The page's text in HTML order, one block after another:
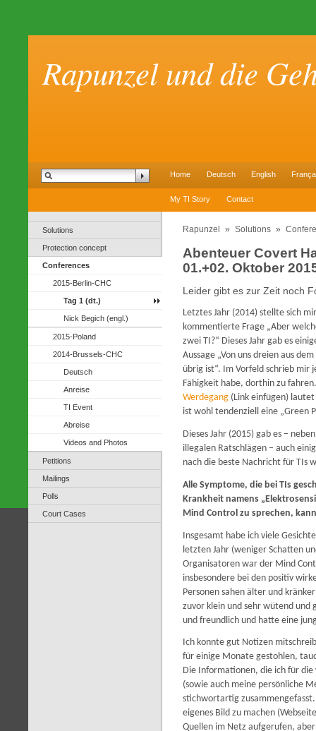
Rapunzel und die
Home Deutsch English
My TI Story Contact
Solutions
Protection concept
Conferences
2015-Berlin-CHC
Tag 1 (dt.)
Nick Begich (engl.)
2015-Poland
2014-Brussels-CHC
Deutsch
Anreise
TI Event
Abreise
Videos and Photos
Petitions
Mailings
Polls
Court Cases
Rapunzel » Solutions »
Abenteuer Covert
01.+02. Oktober
Leider gibt es zur Zeit noch
Letztes Jahr (2014) stellte sich
kommentierte Frage „Aber
zwei TI?“ Dieses Jahr gab es
Aussage „Von uns dreien aus
übrig ist“. Im Vorfeld schrieb mir
Fähigkeit habe, dorthin zu
Werdegang (Link einfügen)
ist wohl tendenziell eine „Green
Dieses Jahr (2015) gab es –
illegalen Ratschlägen – auch
nach die beste Nachricht für TIs
Alle Symptome, die bei TIs
Krankheit namens
Mind Control zu sprechen,
Insgesamt habe ich viele
letzten Jahr (weniger Schatten
Organisatoren war der Mind
insbesondere bei den positiv
Personen sahen älter und
zuvor klein und sehr wütend und
und freundlich und hatte eine
Ich konnte gut Notizen
für einige Monate gestohlen,
Die Informationen, die ich für
(sowie auch meine persönliche
stichwortartig
eigenes Bild zu machen
Quellen im Netz aufgerufen,